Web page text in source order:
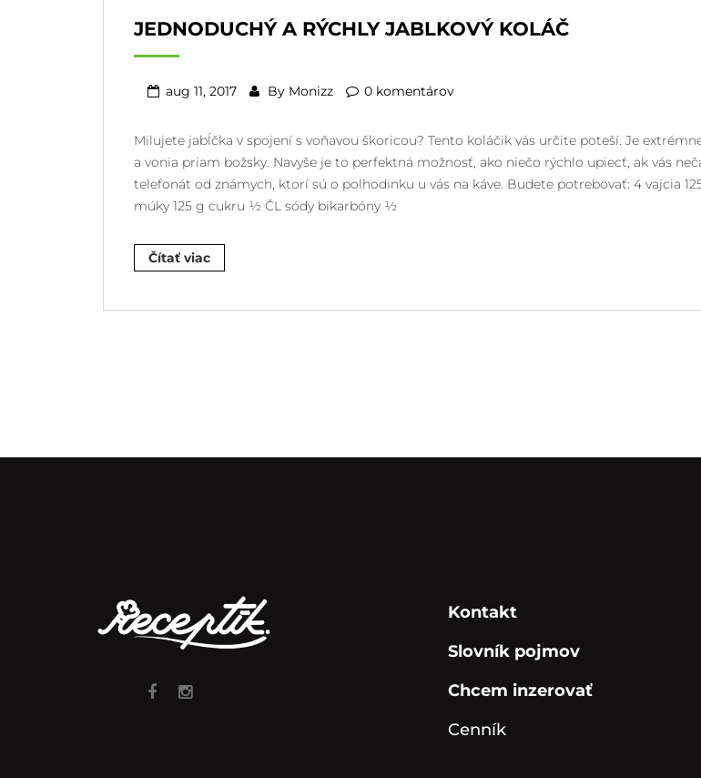
JEDNODUCHÝ A RÝCHLY JABLKOVÝ KOLÁČ
aug 11, 2017 By Monizz 0 komentárov
Milujete jabĺčka v spojení s voňavou škoricou? Tento koláčik vás určite poteší. Je
a vonia priam božsky. Navyše je to perfektná možnosť, ako niečo rýchlo upiecť, ak vás
telefonát od známych, ktorí sú o polhodinku u vás na káve. Budete potrebovať: 4 vajcia
múky 125 g cukru ½ ČL sódy bikarbóny ½
Čítať viac
Kontakt
Slovník pojmov
Chcem inzerovať
Cenník